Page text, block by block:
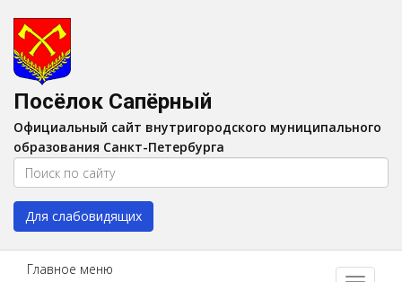
Изображения:
Цвет:A A
Посёлок Сапёрный
Официальный сайт внутригородского муниципального
образования Санкт-Петербурга
Для слабовидящих
Главное меню